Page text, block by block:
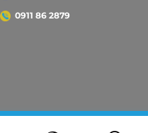
0911 86 2879